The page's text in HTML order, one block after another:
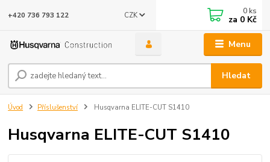
Menu
CZK
Hledat
+420 736 793 122 0 ks
za 0 Kč
Úvod Příslušenství Husqvarna ELITE-CUT S1410
Husqvarna ELITE-CUT S1410